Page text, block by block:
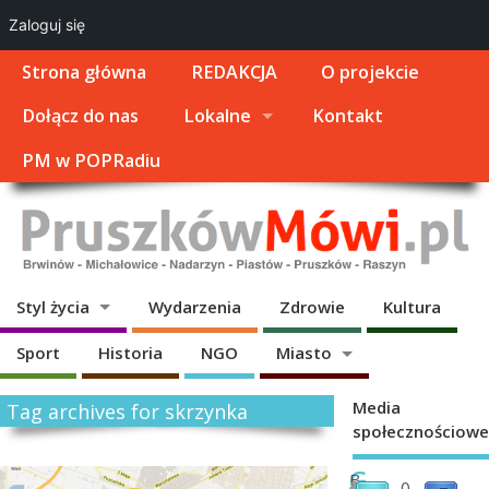
Strona główna REDAKCJA
O projekcie
Dołącz do nas
Lokalne
Kontakt
PM w POPRadiu
Styl życia Wydarzenia Zdrowie Kultura
Sport Historia NGO Miasto
Tag archives for skrzynka
G
B
Media
społecznościowe
Zaloguj się